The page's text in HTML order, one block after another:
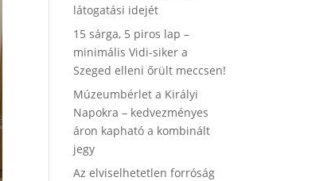
látogatási idejét
15 sárga, 5 piros lap –
minimális Vidi-siker a
Szeged elleni őrült meccsen!
Múzeumbérlet a Királyi
Napokra – kedvezményes
áron kapható a kombinált
jegy
Az elviselhetetlen forróság